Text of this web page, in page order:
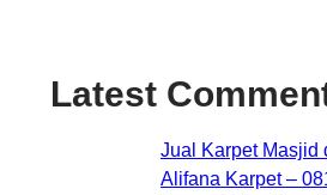
Latest
Jual Karpet Masjid
Alifana Karpet –